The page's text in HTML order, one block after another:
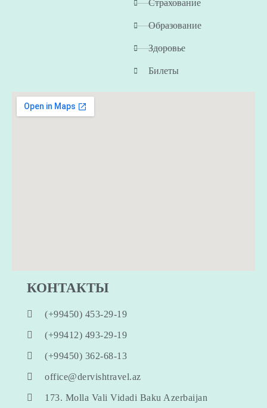
Страхование
Образование
Здоровье
Билеты
КОНТАКТЫ
(+99450) 453-29-19
(+99412) 493-29-19
(+99450) 362-68-13
office@dervishtravel.az
173. Molla Vali Vidadi Baku Azerbaijan